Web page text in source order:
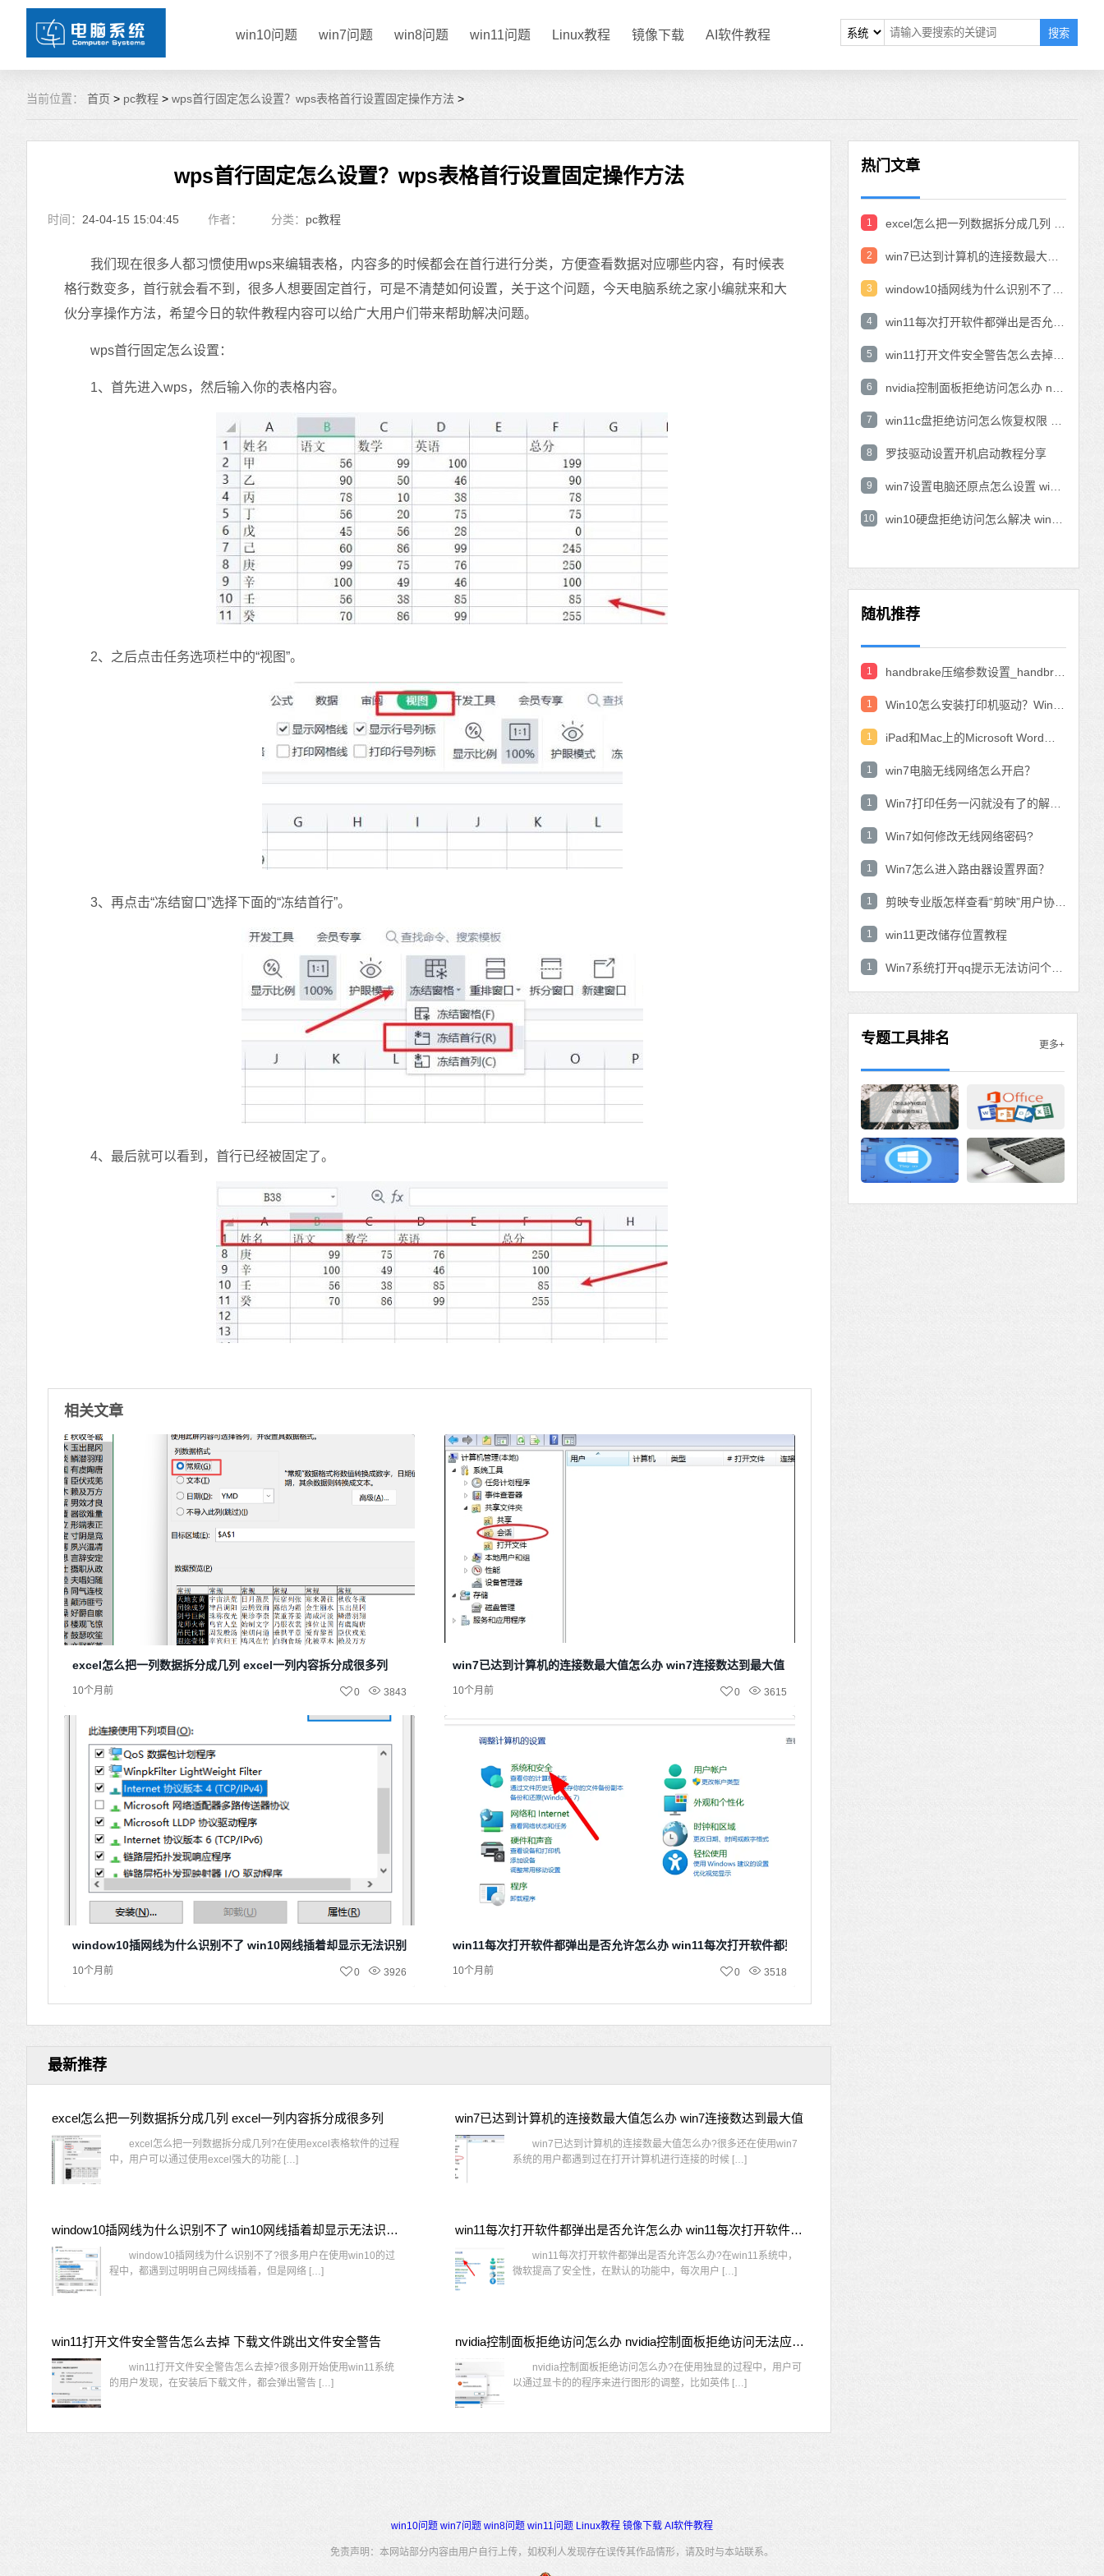
win10问题 win7问题 win8问题 win11问题 Linux教程 镜像下载 AI软件教程 搜索
当前位置： 首页 > pc教程 > wps首行固定怎么设置？wps表格首行设置固定操作方法 >
wps首行固定怎么设置？wps表格首行设置固定操作方法
时间： 24-04-15 15:04:45 作者： 分类： pc教程
我们现在很多人都习惯使用wps来编辑表格，内容多的时候都会在首行进行分类，方便查看数据对应哪些内容，有时候表
格行数变多，首行就会看不到，很多人想要固定首行，可是不清楚如何设置，关于这个问题，今天电脑系统之家小编就来和大
伙分享操作方法，希望今日的软件教程内容可以给广大用户们带来帮助解决问题。
wps首行固定怎么设置：
1、首先进入wps，然后输入你的表格内容。
2、之后点击任务选项栏中的“视图”。
3、再点击“冻结窗口”选择下面的“冻结首行”。
4、最后就可以看到，首行已经被固定了。
相关文章
excel怎么把一列数据拆分成几列 excel一列内容拆分成很多列
10个月前 3843
0
win7已达到计算机的连接数最大值怎么办 win7连接数达到最大值
10个月前 3615
0
window10插网线为什么识别不了 win10网线插着却显示无法识别网络
10个月前 3926
0
win11每次打开软件都弹出是否允许怎么办 win11每次打开软件都要确认
10个月前 3518
0
最新推荐
excel怎么把一列数据拆分成几列 excel一列内容拆分成很多列
excel怎么把一列数据拆分成几列?在使用excel表格软件的过程
中，用户可以通过使用excel强大的功能 […]
win7已达到计算机的连接数最大值怎么办 win7连接数达到最大值
win7已达到计算机的连接数最大值怎么办?很多还在使用win7
系统的用户都遇到过在打开计算机进行连接的时候 […]
window10插网线为什么识别不了 win10网线插着却显示无法识别网络
window10插网线为什么识别不了?很多用户在使用win10的过
程中，都遇到过明明自己网线插着，但是网络 […]
win11每次打开软件都弹出是否允许怎么办 win11每次打开软件都要确认
win11每次打开软件都弹出是否允许怎么办?在win11系统中，
微软提高了安全性，在默认的功能中，每次用户 […]
win11打开文件安全警告怎么去掉 下载文件跳出文件安全警告
win11打开文件安全警告怎么去掉?很多刚开始使用win11系统
的用户发现，在安装后下载文件，都会弹出警告 […]
nvidia控制面板拒绝访问怎么办 nvidia控制面板拒绝访问无法应用选定的设置win10
nvidia控制面板拒绝访问怎么办?在使用独显的过程中，用户可
以通过显卡的的程序来进行图形的调整，比如英伟 […]
热门文章
1
2
3
4
5
6
7
8 罗技驱动设置开机启动教程分享
9
10
随机推荐
1
1
1
1 win7电脑无线网络怎么开启？
1
1 Win7如何修改无线网络密码?
1 Win7怎么进入路由器设置界面？
1
1 win11更改储存位置教程
1
专题工具排名 更多+
win10问题 win7问题 win8问题 win11问题 Linux教程 镜像下载 AI软件教程
免责声明：本网站部分内容由用户自行上传，如权利人发现存在误传其作品情形，请及时与本站联系。